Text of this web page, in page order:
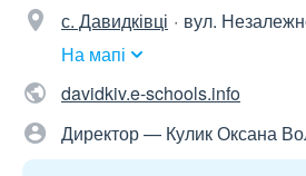
с. Давидківці
вул.
На мапі
davidkiv.e-schools.info
Директор — Кулик Оксана